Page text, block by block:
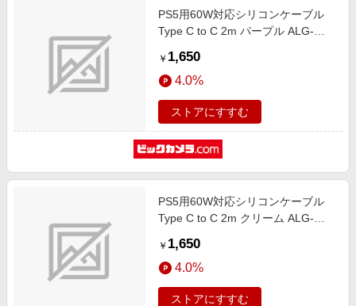
PS5用60W対応シリコンケーブル
Type C to C 2m パープル ALG-
￥ 1,650
4.0%
ストアにすすむ
PS5用60W対応シリコンケーブル
Type C to C 2m クリーム ALG-
￥ 1,650
4.0%
ストアにすすむ